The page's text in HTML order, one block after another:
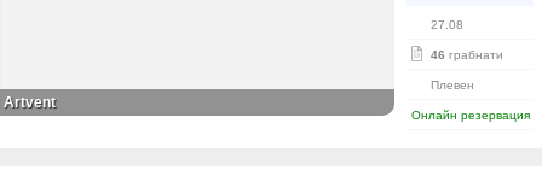
27.08
46 грабнати
Плевен
Онлайн резервация
Artvent